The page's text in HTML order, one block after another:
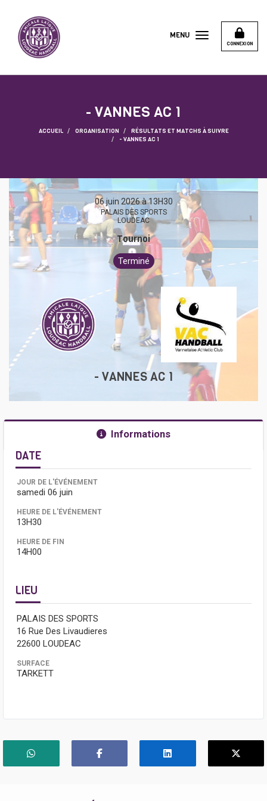
CONNEXION
MENU
- VANNES AC 1
ACCUEIL ORGANISATION
RÉSULTATS ET MATCHS À SUIVRE
- VANNES AC 1
06 juin 2026 à 13H30
PALAIS DES SPORTS
LOUDEAC
Tournoi
Terminé
- VANNES AC 1
Informations
DATE
JOUR DE L'ÉVÉNEMENT
samedi 06 juin
HEURE DE L'ÉVÉNEMENT
13H30
HEURE DE FIN
14H00
LIEU
PALAIS DES SPORTS
16 Rue Des Livaudieres
22600 LOUDEAC
SURFACE
TARKETT